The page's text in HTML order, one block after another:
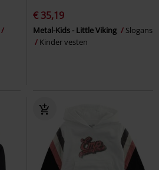
€ 35,19
Metal-Kids - Little Viking
Slogans
Kinder vesten